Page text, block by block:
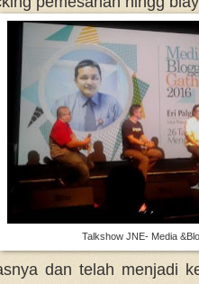
Talkshow JNE- Media
dan telah menjadi